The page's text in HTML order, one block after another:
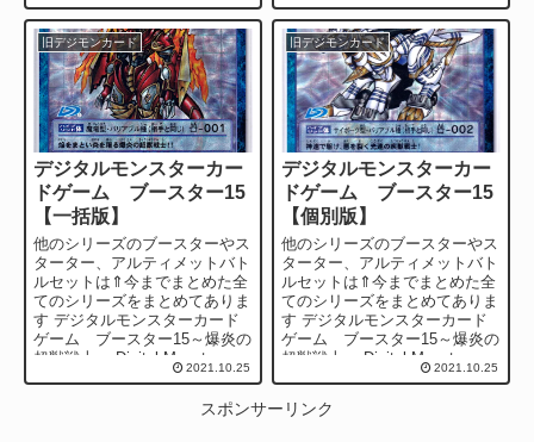
旧デジモンカード
デジタルモンスターカー
ドゲーム ブースター15
【一括版】
他のシリーズのブースターやス
ターター、アルティメットバト
ルセットは⇑今までまとめた全
てのシリーズをまとめてありま
す デジタルモンスターカード
ゲーム ブースター15～爆炎の
超獣戦士～ Digital Monster
2021.10.25
旧デジモンカード
デジタルモンスターカー
ドゲーム ブースター15
【個別版】
他のシリーズのブースターやス
ターター、アルティメットバト
ルセットは⇑今までまとめた全
てのシリーズをまとめてありま
す デジタルモンスターカード
ゲーム ブースター15～爆炎の
超獣戦士～ Digital Monster
2021.10.25
スポンサーリンク